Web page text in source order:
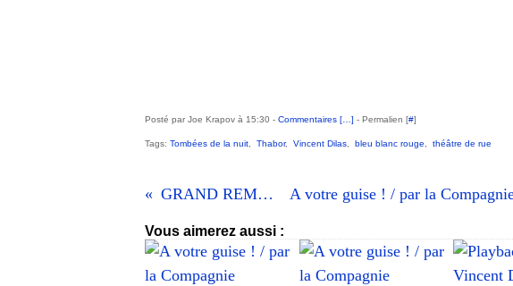
Posté par Joe Krapov à 15:30 - Commentaires [ ] - Permalien [#]
Tags: Tombées de la nuit Thabor, Vincent Dilas bleu blanc rouge théâtre de rue
GRAND REMPLACÉ·E·S
Vous aimerez aussi :